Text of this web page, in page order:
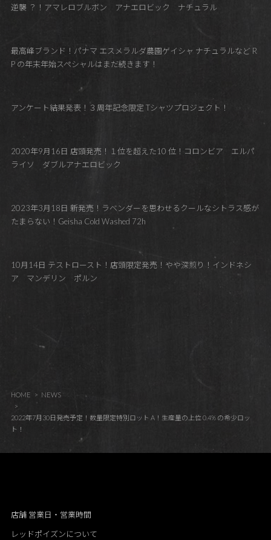
逆襲 ？！アマレロブルボン アナエロビック ナチュラル
最高峰ブランド！パナマ エスメラルダ農園ゲイシャ ナチュラルなど R
P の年末年始スペシャルはまだ続きます！
アンケート結果発表！３周年記念限定 Tシャツプロジェクト！
2020年9月16日 店頭発売！１位を超えた10 位！コロンビア エルパ
ライソ ダブルアナエロビック
2023年3月18日 新発売！ラベンダーを思わせるクールなシトラス感が
たまらない！Geisha Cold Washed 72h
10月14日 テストロースト！店頭限定発売！やや深煎り！インドネシ
ア マンデリン ポルン
HOME NEWS
2022年7月30日発売予定！数量限定特別ロット A！生産量の上位 0.4% の希少ロッ
ト！
店舗 営業日・営業時間
レッドポイズンについて